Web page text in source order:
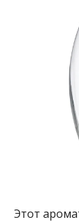
Этот